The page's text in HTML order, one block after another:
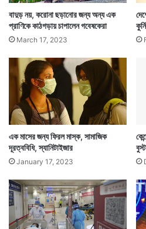
গেছে করোনায়। ১ জন করে
কালিম্পংয়ে।
বাদুড় নয়, করোনা ছড়ানোর জন্য অন্য এক
প্রাণিকে কাঠগড়ায় চাপালেন গবেষকেরা
March 17, 2023
এক মাসের জন্য ফিরল মাস্ক, সামাজিক
দূরত্ববিধি, স্যানিটাইজার
January 17, 2023